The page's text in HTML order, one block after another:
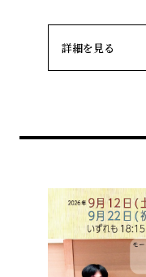
詳細を見る